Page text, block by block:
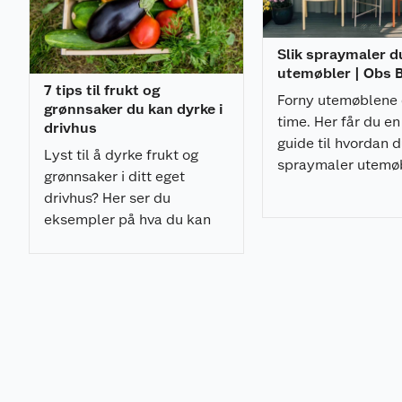
byggetid
Leveres som byggesett inkludert skyvedører og
Hagestuen leveres ubehandlet, og vi anbefaler
utvendig og innvendig umiddelbart etter
Dimensjoner
Utv. mål: 385x291 cm
Skyvedører: Alu+Glass 4 mm herdet
Takbord: 19 mm
Takareal: 14,1 m²
medfølgende monteringsveilledningen dersom
7 tips til frukt og
grønnsaker du kan dyrke i
drivhus
Lyst til å dyrke frukt og
grønnsaker i ditt eget
drivhus? Her ser du
eksempler på hva du kan
Slik spraymaler
utemøbler | Obs
Forny utemøblene
time. Her får du
guide til hvordan
spraymaler